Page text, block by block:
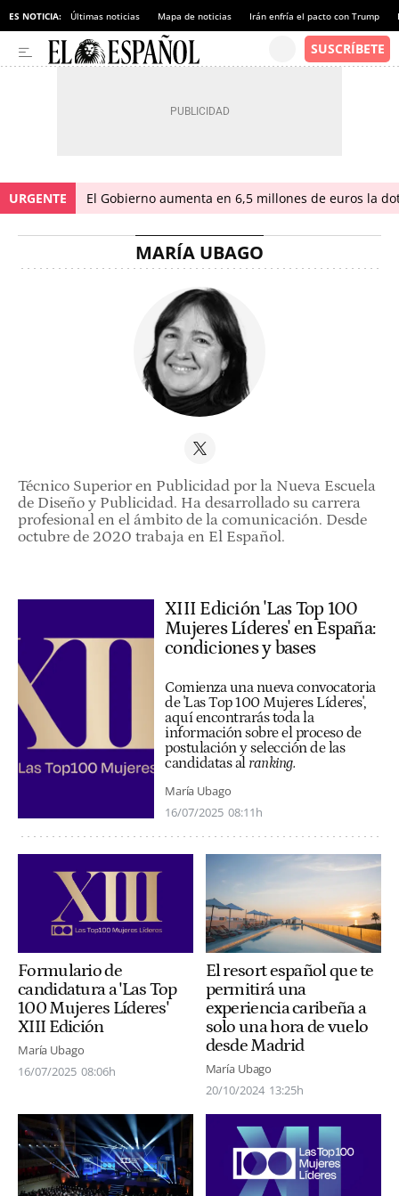
ES NOTICIA: Últimas noticias Mapa de noticias Irán enfría el pacto con Trump
URGENTE El Gobierno aumenta en 6,5 millones de euros la
MARÍA UBAGO
Técnico Superior en Publicidad por la Nueva Escuela
de Diseño y Publicidad. Ha desarrollado su carrera
profesional en el ámbito de la comunicación. Desde
octubre de 2020 trabaja en El Español.
XIII Edición 'Las Top 100
Mujeres Líderes' en España:
condiciones y bases
Comienza una nueva convocatoria
de 'Las Top 100 Mujeres Líderes',
aquí encontrarás toda la
información sobre el proceso de
postulación y selección de las
candidatas al ranking.
María Ubago
16/07/2025 08:11h
Formulario de
candidatura a 'Las Top
100 Mujeres Líderes'
XIII Edición
María Ubago
16/07/2025 08:06h
El resort español que te
permitirá una
experiencia caribeña a
solo una hora de vuelo
desde Madrid
María Ubago
20/10/2024 13:25h